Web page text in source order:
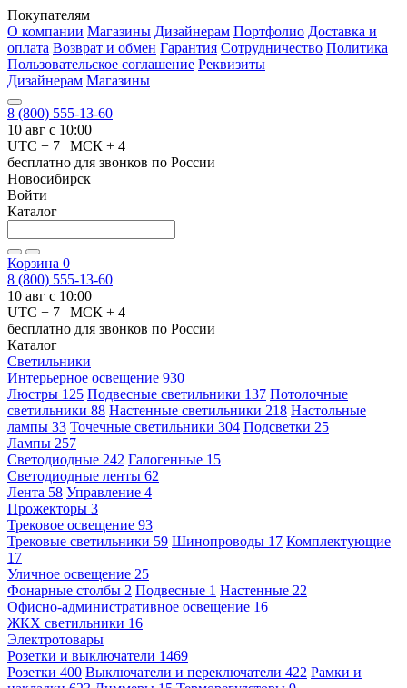
Покупателям
О компании Магазины Дизайнерам Портфолио Доставка и
оплата Возврат и обмен Гарантия Сотрудничество Политика
Пользовательское соглашение Реквизиты
Дизайнерам Магазины
8 (800) 555-13-60
10 авг с 10:00
UTC + 7 | МСК + 4
бесплатно для звонков по России
Новосибирск
Войти
Каталог
Корзина 0
8 (800) 555-13-60
10 авг с 10:00
UTC + 7 | МСК + 4
бесплатно для звонков по России
Каталог
Светильники
Интерьерное освещение 930
Люстры 125 Подвесные светильники 137 Потолочные
светильники 88 Настенные светильники 218 Настольные
лампы 33 Точечные светильники 304 Подсветки 25
Лампы 257
Светодиодные 242 Галогенные 15
Светодиодные ленты 62
Лента 58 Управление 4
Прожекторы 3
Трековое освещение 93
Трековые светильники 59 Шинопроводы 17 Комплектующие
17
Уличное освещение 25
Фонарные столбы 2 Подвесные 1 Настенные 22
Офисно-административное освещение 16
ЖКХ светильники 16
Электротовары
Розетки и выключатели 1469
Розетки 400 Выключатели и переключатели 422 Рамки и